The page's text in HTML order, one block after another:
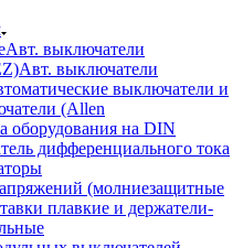
Авт. выключатели
Авт. выключатели
выключатели и
(Allen
оборудования на DIN
дифференциального тока
(молниезащитные
плавкие и держатели-